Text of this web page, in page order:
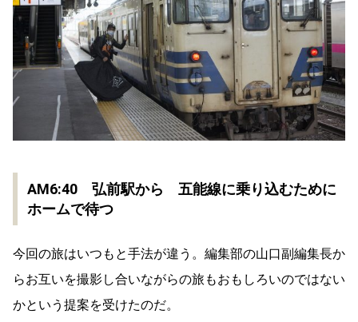
AM6:40 弘前駅から 五能線に乗り込むために
ホームで待つ
今回の旅はいつもと手法が違う。編集部の山口副編集長か
らお互いを撮影し合いながらの旅もおもしろいのではない
かという提案を受けたのだ。